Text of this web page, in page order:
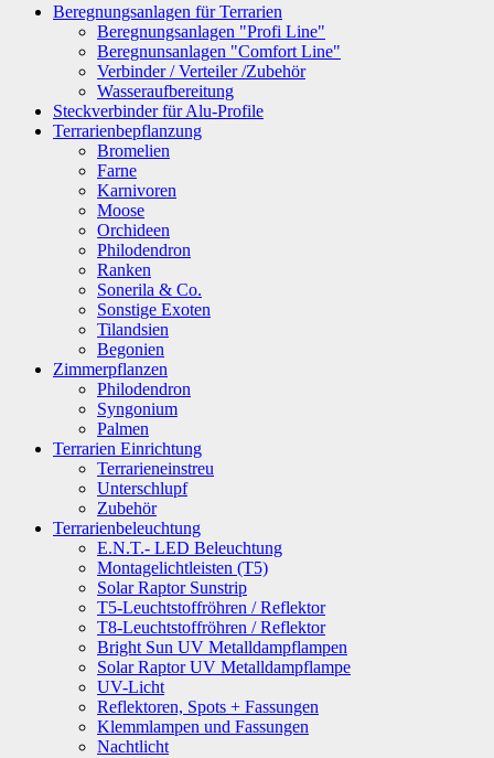
Beregnungsanlagen für Terrarien
Beregnungsanlagen "Profi Line"
Beregnunsanlagen "Comfort Line"
Verbinder / Verteiler /Zubehör
Wasseraufbereitung
Steckverbinder für Alu-Profile
Terrarienbepflanzung
Bromelien
Farne
Karnivoren
Moose
Orchideen
Philodendron
Ranken
Sonerila & Co.
Sonstige Exoten
Tilandsien
Begonien
Zimmerpflanzen
Philodendron
Syngonium
Palmen
Terrarien Einrichtung
Terrarieneinstreu
Unterschlupf
Zubehör
Terrarienbeleuchtung
E.N.T.- LED Beleuchtung
Montagelichtleisten (T5)
Solar Raptor Sunstrip
T5-Leuchtstoffröhren / Reflektor
T8-Leuchtstoffröhren / Reflektor
Bright Sun UV Metalldampflampen
Solar Raptor UV Metalldampflampe
UV-Licht
Reflektoren, Spots + Fassungen
Klemmlampen und Fassungen
Nachtlicht